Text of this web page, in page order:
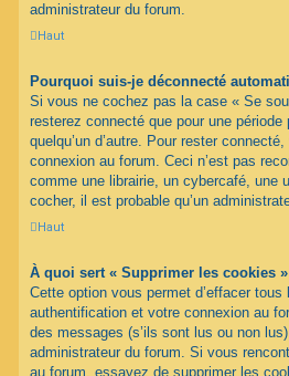
administrateur du forum.
Haut
Pourquoi suis-je déconnecté
Si vous ne cochez pas la case « Se
resterez connecté que pour une
quelqu’un d’autre. Pour rester
connexion au forum. Ceci n’est pas
comme une librairie, un cybercafé, une
cocher, il est probable qu’un
Haut
À quoi sert « Supprimer les cookies
Cette option vous permet d’effacer
authentification et votre connexion au
des messages (s’ils sont lus ou non
administrateur du forum. Si vous
au forum, essayez de supprimer les